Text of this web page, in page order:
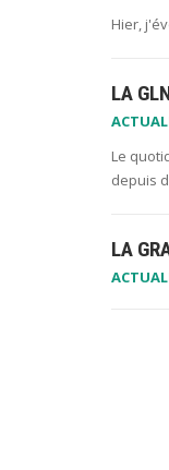
Hier,
LA
Le
depuis
LA